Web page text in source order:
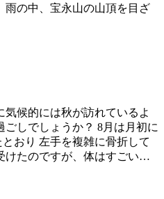
雨の中、宝永山の山頂を目ざ
候的には秋が訪れているよ
ごしでしょうか？ 8月は月初に
おり 左手を複雑に骨折して
けたのですが、体はすごい…